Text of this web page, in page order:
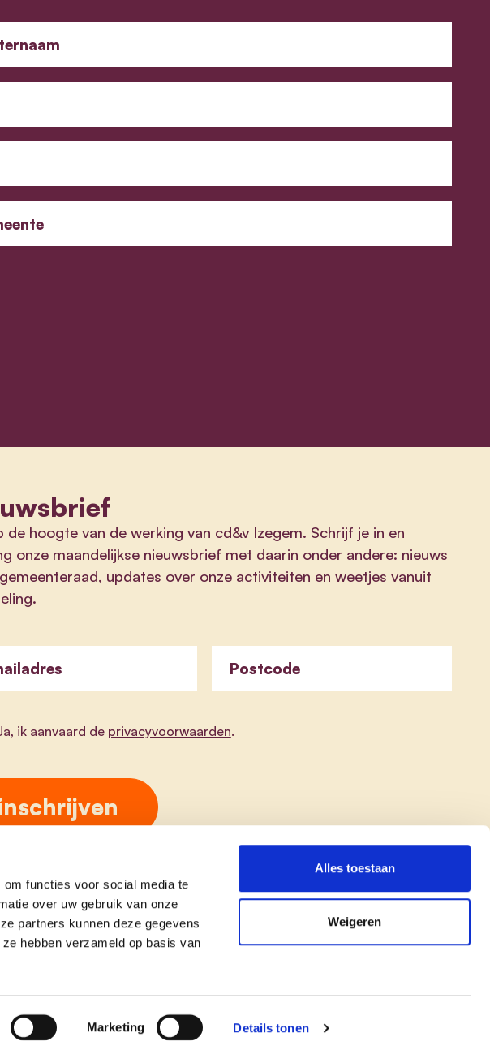
functies voor social media te
over uw gebruik van onze
partners kunnen deze gegevens
hebben verzameld op basis van
Marketing Details tonen
Alles toestaan
Weigeren
de hoogte van de werking van cd&v Izegem. Schrijf je in en
onze maandelijkse nieuwsbrief met daarin onder andere: nieuws
updates over onze activiteiten en weetjes vanuit
Postcode
ik aanvaard de privacyvoorwaarden.